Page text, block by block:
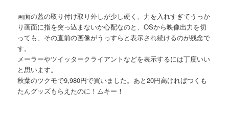
画面の蓋の取り付け取り外しが少し硬く、力を入れすぎてうっか
り画面に指を突っ込まないか心配なのと、OSから映像出力を切
っても、その直前の画像がうっすらと表示され続けるのが残念で
す。
メーラーやツイッタークライアントなどを表示するには丁度いい
と思います。
秋葉のツクモで9,980円で買いました。あと20円高ければつくも
たんグッズもらえたのに！ムキー！